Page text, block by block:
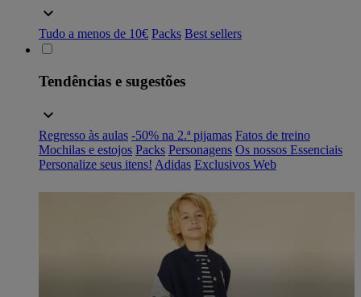
Tudo a menos de 10€ Packs Best sellers
Tendências e sugestões
Regresso às aulas -50% na 2.ª pijamas Fatos de treino
Mochilas e estojos Packs Personagens Os nossos Essenciais
Personalize seus itens! Adidas Exclusivos Web